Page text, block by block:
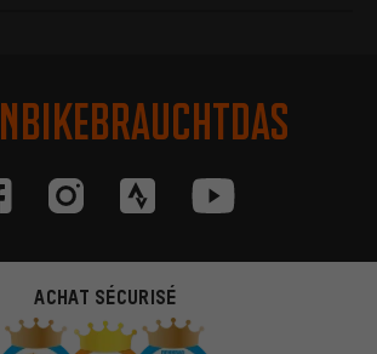
ACHAT SÉCURISÉ